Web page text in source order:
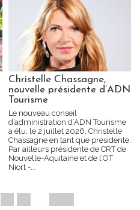
Christelle Chassagne,
nouvelle présidente d’ADN
Tourisme
Le nouveau conseil
d’administration d’ADN Tourisme
a élu, le 2 juillet 2026, Christelle
Chassagne en tant que présidente.
Par ailleurs présidente de CRT de
Nouvelle-Aquitaine et de l’OT
Niort -...
...